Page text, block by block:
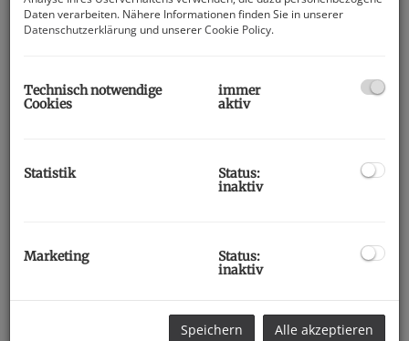
Diese stilvolle und modernisierte 3-Zimmer-Wohnung in
ansprechende Raumaufteilung, helle Wohnräume und ein
rundum stimmiges Wohnkonzept.
Daten verarbeiten. Nähere Informationen finden Sie in unserer
Datenschutzerklärung und unsererCookie Policy.
Technisch notwendige
Cookies
immer
aktiv
Statistik
Status:
inaktiv
Marketing
Status:
inaktiv
Speichern Alle akzeptieren